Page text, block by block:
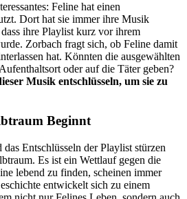
Feline hat einen
Dort hat sie immer ihre Musik
ihre Playlist kurz vor ihrem
Zorbach fragt sich, ob Feline damit
hat. Könnten die ausgewählten
oder auf die Täter geben?
Musik entschlüsseln, um sie zu
Beginnt
Entschlüsseln der Playlist stürzen
Es ist ein Wettlauf gegen die
lebend zu finden, scheinen immer
entwickelt sich zu einem